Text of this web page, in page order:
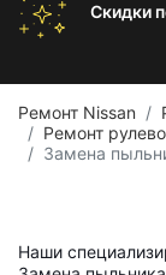
Скидки
Ремонт Nissan
Ремонт
Замена
Наши